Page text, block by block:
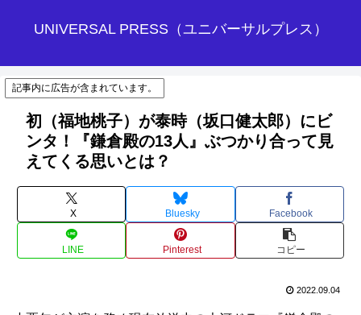
UNIVERSAL PRESS（ユニバーサルプレス）
記事内に広告が含まれています。
初（福地桃子）が泰時（坂口健太郎）にビ
ンタ！『鎌倉殿の13人』ぶつかり合って見
えてくる思いとは？
X Bluesky Facebook
LINE Pinterest コピー
2022.09.04